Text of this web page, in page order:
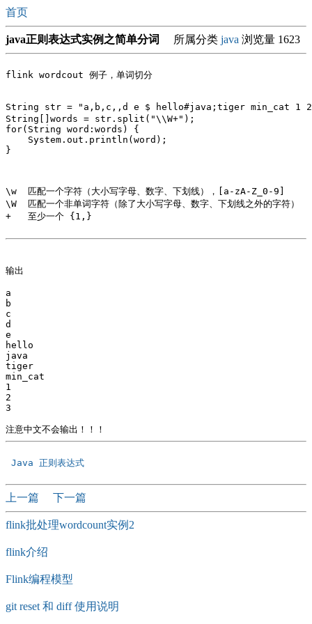
首页
java正则表达式实例之简单分词 所属分类 java 浏览量 1623
String str = "a,b,c,,d e $ hello#java;tiger min_cat 1 2
String[]words = str.split("\\W+");
for(String word:words) {
    System.out.println(word);
\w  匹配一个字符（大小写字母、数字、下划线），[a-zA-Z_0-9]
\W  匹配一个非单词字符（除了大小写字母、数字、下划线之外的字符）
+   至少一个 {1,}
输出
a
b
c
d
e
hello
java
tiger
min_cat
1
2
3
Java 正则表达式
上一篇 下一篇
flink批处理wordcount实例2
flink介绍
Flink编程模型
git reset 和 diff 使用说明